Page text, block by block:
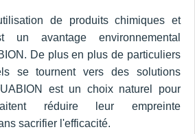
de produits chimiques et
un avantage environnemental
De plus en plus de particuliers
se tournent vers des solutions
est un choix naturel pour
réduire leur empreinte
sacrifier l'efficacité.